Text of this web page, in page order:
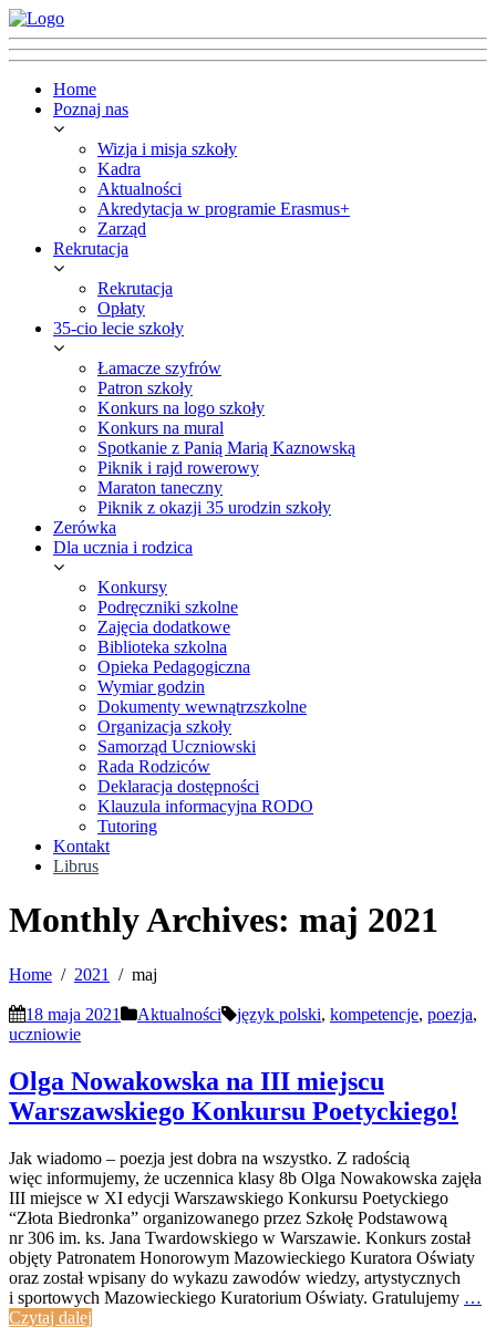
Home
Poznaj nas
Wizja i misja szkoły
Kadra
Aktualności
Akredytacja w programie Erasmus+
Zarząd
Rekrutacja
Rekrutacja
Opłaty
35-cio lecie szkoły
Łamacze szyfrów
Patron szkoły
Konkurs na logo szkoły
Konkurs na mural
Spotkanie z Panią Marią Kaznowską
Piknik i rajd rowerowy
Maraton taneczny
Piknik z okazji 35 urodzin szkoły
Zerówka
Dla ucznia i rodzica
Konkursy
Podręczniki szkolne
Zajęcia dodatkowe
Biblioteka szkolna
Opieka Pedagogiczna
Wymiar godzin
Dokumenty wewnątrzszkolne
Organizacja szkoły
Samorząd Uczniowski
Rada Rodziców
Deklaracja dostępności
Klauzula informacyjna RODO
Tutoring
Kontakt
Librus
Monthly Archives: maj 2021
Home 2021 maj
18 maja 2021 Aktualności język polski, kompetencje, poezja,
uczniowie
Olga Nowakowska na III miejscu
Warszawskiego Konkursu Poetyckiego!
Jak wiadomo – poezja jest dobra na wszystko. Z radością
więc informujemy, że uczennica klasy 8b Olga Nowakowska zajęła
III miejsce w XI edycji Warszawskiego Konkursu Poetyckiego
“Złota Biedronka” organizowanego przez Szkołę Podstawową
nr 306 im. ks. Jana Twardowskiego w Warszawie. Konkurs został
objęty Patronatem Honorowym Mazowieckiego Kuratora Oświaty
oraz został wpisany do wykazu zawodów wiedzy, artystycznych
i sportowych Mazowieckiego Kuratorium Oświaty. Gratulujemy …
Czytaj dalej